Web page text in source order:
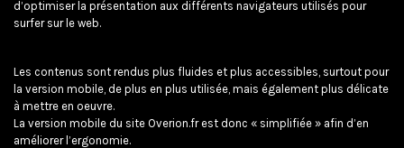
d’optimiser la présentation aux différents navigateurs utilisés pour
surfer sur le web.
Les contenus sont rendus plus fluides et plus accessibles, surtout pour
la version mobile, de plus en plus utilisée, mais également plus délicate
à mettre en oeuvre.
La version mobile du site Overion.fr est donc « simplifiée » afin d’en
améliorer l’ergonomie.